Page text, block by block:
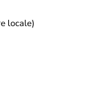
locale)